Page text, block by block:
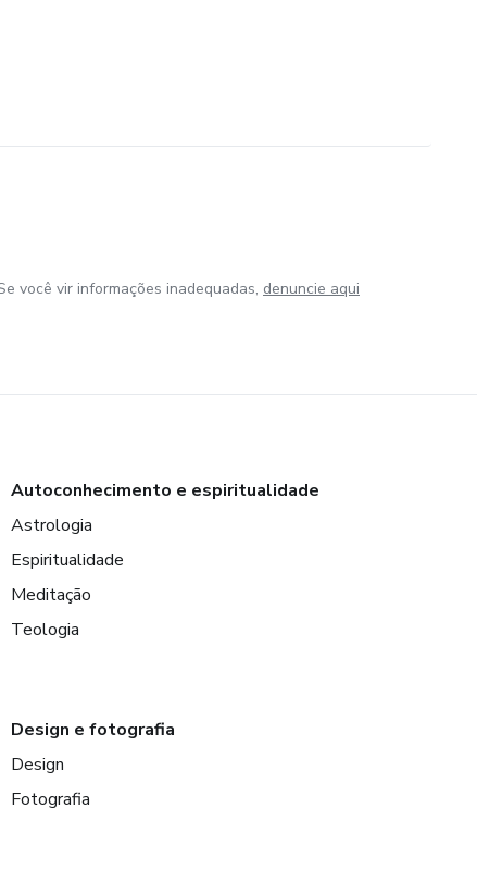
você vir informações inadequadas, denuncie aqui
Autoconhecimento e espiritualidade
Astrologia
Espiritualidade
Meditação
Teologia
Design e fotografia
Design
Fotografia